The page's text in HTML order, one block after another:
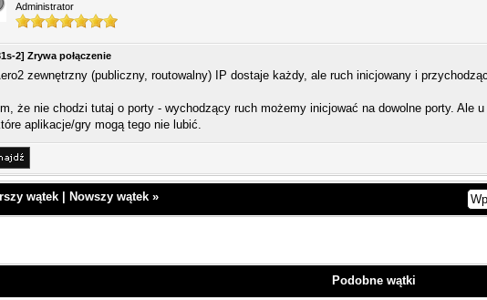
Administrator
2] Zrywa połączenie
zewnętrzny (publiczny, routowalny) IP dostaje każdy, ale ruch inicjowany i
że nie chodzi tutaj o porty - wychodzący ruch możemy inicjować na dowolne porty. Ale
aplikacje/gry mogą tego nie lubić.
wątek Nowszy wątek »
Podobne wątki